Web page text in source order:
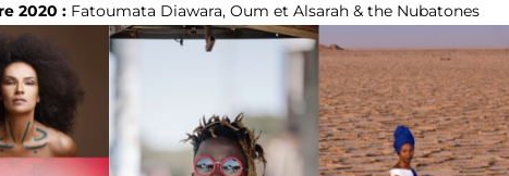
2020 : Fatoumata Diawara, Oum et Alsarah & the Nubatones